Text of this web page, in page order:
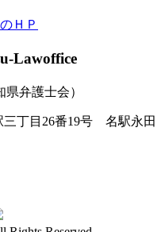
ＨＰ
Lawoffice
弁護士会）
丁目26番19号 名駅永田